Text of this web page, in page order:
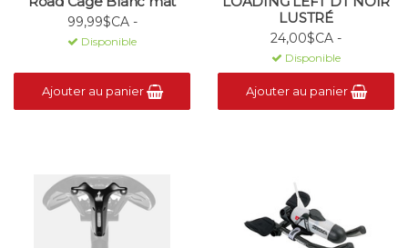
99,99$CA -
Disponible
Ajouter au panier
LUSTRÉ
24,00$CA -
Disponible
Ajouter au panier